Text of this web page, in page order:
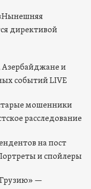
директивой
и
событий LIVE
мошенники
расследование
на пост
и спойлеры
—